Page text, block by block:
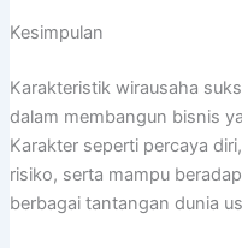
Kesimpulan
Karakteristik wirausaha
dalam membangun bisnis
Karakter seperti percaya
risiko, serta mampu
berbagai tantangan dunia